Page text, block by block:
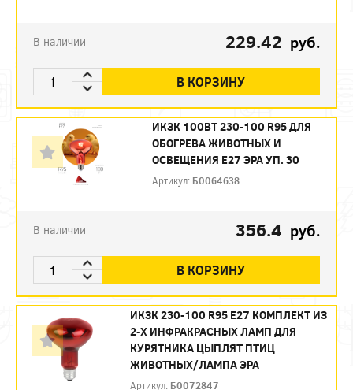
В наличии 229.42 руб.
В КОРЗИНУ
ИКЗК 100ВТ 230-100 R95 ДЛЯ
ОБОГРЕВА ЖИВОТНЫХ И
ОСВЕЩЕНИЯ Е27 ЭРА УП. 30
Артикул: Б0064638
В наличии 356.4 руб.
В КОРЗИНУ
ИКЗК 230-100 R95 E27 КОМПЛЕКТ ИЗ
2-Х ИНФРАКРАСНЫХ ЛАМП ДЛЯ
КУРЯТНИКА ЦЫПЛЯТ ПТИЦ
ЖИВОТНЫХ/ЛАМПА ЭРА
Артикул: Б0072847